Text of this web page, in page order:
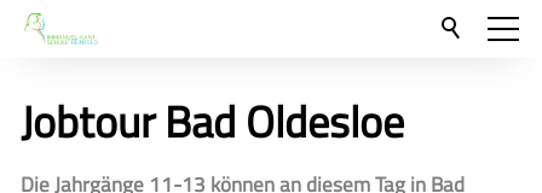
Neu hier?
Jobtour Bad Oldesloe
Die Jahrgänge 11-13 können an diesem Tag in Bad